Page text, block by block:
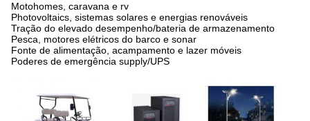
Motohomes, caravana e rv
Photovoltaics, sistemas solares e energias renováveis
Tração do elevado desempenho/bateria de armazenamento
Pesca, motores elétricos do barco e sonar
Fonte de alimentação, acampamento e lazer móveis
Poderes de emergência supply/UPS